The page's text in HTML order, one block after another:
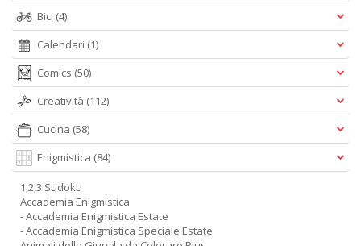
Bici (4)
Calendari (1)
Comics (50)
Creatività (112)
Cucina (58)
Enigmistica (84)
1,2,3 Sudoku
Accademia Enigmistica
- Accademia Enigmistica Estate
- Accademia Enigmistica Speciale Estate